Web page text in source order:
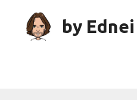
content
by